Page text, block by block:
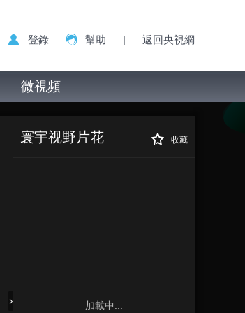
登錄 幫助 | 返回央視網
微視頻
寰宇视野片花 收藏
加載中...